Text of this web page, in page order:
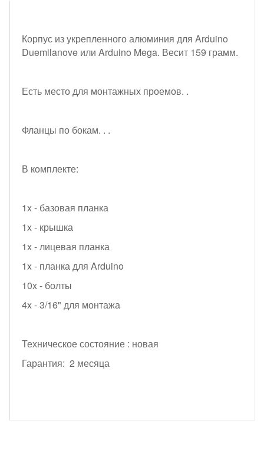
Корпус из укрепленного алюминия для Arduino
Duemilanove или Arduino Mega. Весит 159 грамм.
Есть место для монтажных проемов. .
Фланцы по бокам. . .
В комплекте:
1x - базовая планка
1x - крышка
1x - лицевая планка
1x - планка для Arduino
10x - болты
4x - 3/16" для монтажа
Техническое состояние : новая
Гарантия: 2 месяца